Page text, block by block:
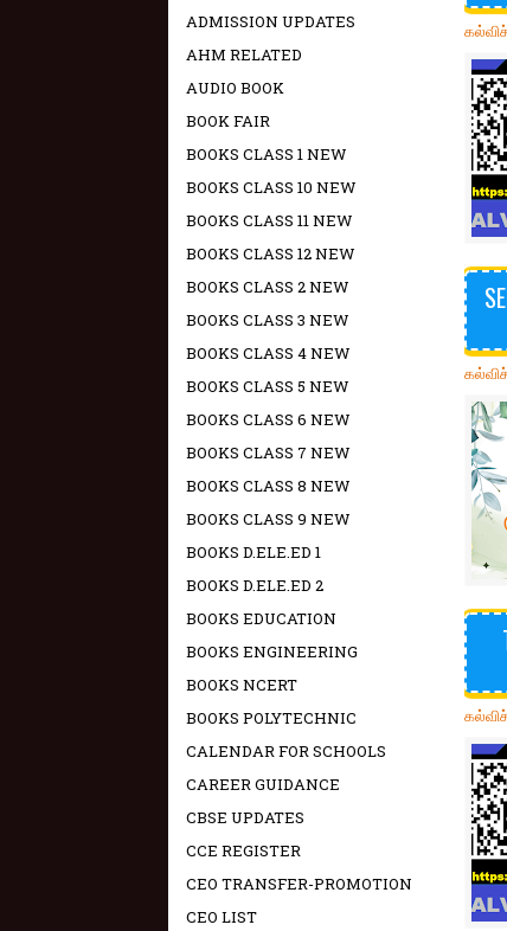
ADMISSION UPDATES
AHM RELATED
AUDIO BOOK
BOOK FAIR
BOOKS CLASS 1 NEW
BOOKS CLASS 10 NEW
BOOKS CLASS 11 NEW
BOOKS CLASS 12 NEW
BOOKS CLASS 2 NEW
BOOKS CLASS 3 NEW
BOOKS CLASS 4 NEW
BOOKS CLASS 5 NEW
BOOKS CLASS 6 NEW
BOOKS CLASS 7 NEW
BOOKS CLASS 8 NEW
BOOKS CLASS 9 NEW
BOOKS D.ELE.ED 1
BOOKS D.ELE.ED 2
BOOKS EDUCATION
BOOKS ENGINEERING
BOOKS NCERT
BOOKS POLYTECHNIC
CALENDAR FOR SCHOOLS
CAREER GUIDANCE
CBSE UPDATES
CCE REGISTER
CEO TRANSFER-PROMOTION
CEO LIST